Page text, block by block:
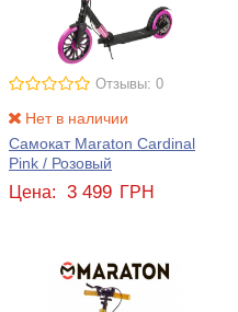
Отзывы: 0
Нет в наличии
Самокат Maraton Cardinal
Pink / Розовый
Цена: 3 499 ГРН